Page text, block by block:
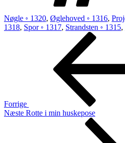
Nøgle ◦ 1320, Øglehoved ◦ 1316,
1318, Spor ◦ 1317, Strandsten ◦ 1315,
Indlægsnavigation
Forrige
Næste
Næste Rotte i min huskepose